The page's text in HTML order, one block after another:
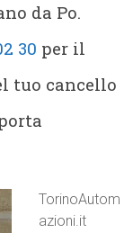
da Po.
30 per il
tuo cancello
TorinoAutom
azioni.it